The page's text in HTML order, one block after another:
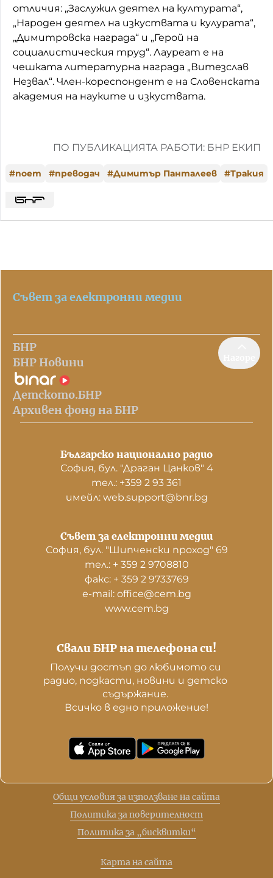
отличия: „Заслужил деятел на културата“,
„Народен деятел на изкуствата и кулурата“,
„Димитровска награда“ и „Герой на
социалистическия труд“. Лауреат е на
чешката литературна награда „Витезслав
Незвал“. Член-кореспондент е на Словенската
академия на науките и изкуствата.
ПО ПУБЛИКАЦИЯТА РАБОТИ: БНР ЕКИП
#поет #преводач #Димитър Панталеев #Тракия
Съвет за електронни медии
БНР
БНР Новини
Детското.БНР
Архивен фонд на БНР
Българско национално радио
София, бул. "Драган Цанков" 4
тел.: +359 2 93 361
имейл: web.support@bnr.bg
Свали БНР на телефона си!
Получи достъп до любимото си
радио, подкасти, новини и детско
съдържание.
Всичко в едно приложение!
Съвет за електронни медии
София, бул. "Шипченски проход" 69
тел.: + 359 2 9708810
факс: + 359 2 9733769
е-mail: office@cem.bg
www.cem.bg
Общи условия за използване на сайта
Политика за поверителност
Политика за „бисквитки“
Карта на сайта